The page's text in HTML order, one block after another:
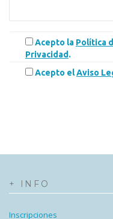
Acepto la Política
Privacidad .
Acepto elAviso
+ INFO
Inscripciones